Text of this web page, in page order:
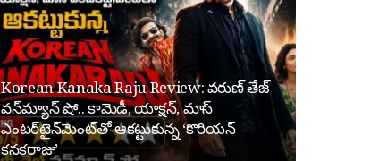
Korean Kanaka Raju Review: వరుణ్ తేజ్
వన్‌మ్యాన్ షో.. కామెడీ, యాక్షన్, మాస్
ఎంటర్‌టైన్‌మెంట్‌తో ఆకట్టుకున్న ‘కొరియన్
కనకరాజు’